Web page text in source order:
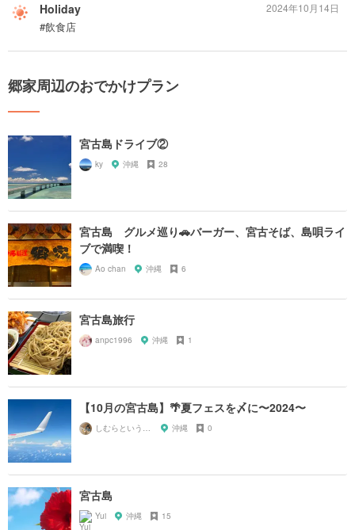
Holiday
#飲食店
2024年10月14日
郷家周辺のおでかけプラン
宮古島ドライブ②
ky 沖縄 28
宮古島 グルメ巡り🚗バーガー、宮古そば、島唄ライ
ブで満喫！
Ao chan 沖縄 6
宮古島旅行
anpc1996 沖縄 1
【10月の宮古島】🌴夏フェスを〆に〜2024〜
しむらというもの 沖縄 0
宮古島
Yui 沖縄 15